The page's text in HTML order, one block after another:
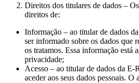
Direitos dos titulares de dados –
direitos de:
Informação – ao titular de dados
ser informado sobre os dados que
os tratamos. Essa informação está
privacidade;
Acesso – ao titular de dados da E-
aceder aos seus dados pessoais. O